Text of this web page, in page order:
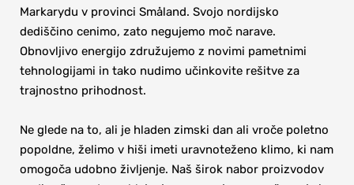
Markarydu v provinci Småland. Svojo nordijsko
dediščino cenimo, zato negujemo moč narave.
Obnovljivo energijo združujemo z novimi pametnimi
tehnologijami in tako nudimo učinkovite rešitve za
trajnostno prihodnost.
Ne glede na to, ali je hladen zimski dan ali vroče poletno
popoldne, želimo v hiši imeti uravnoteženo klimo, ki nam
omogoča udobno življenje. Naš širok nabor proizvodov